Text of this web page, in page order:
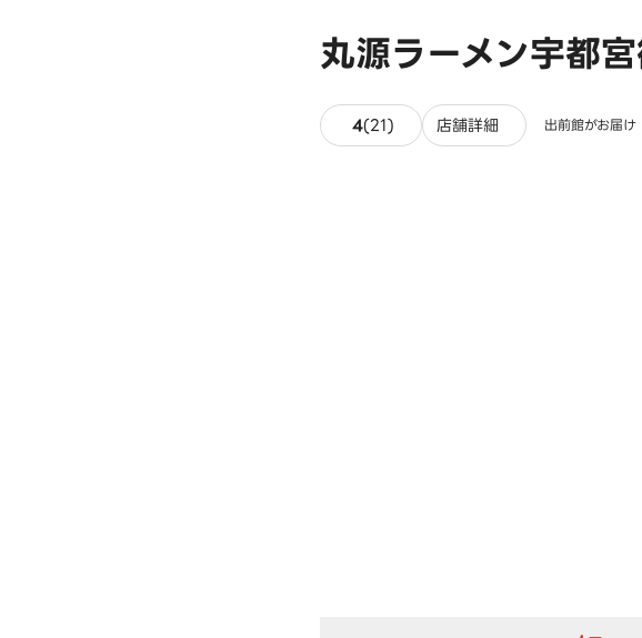
丸源ラーメン宇都
4(21) 21件のレビュー
店舗詳細 出前館がお届け